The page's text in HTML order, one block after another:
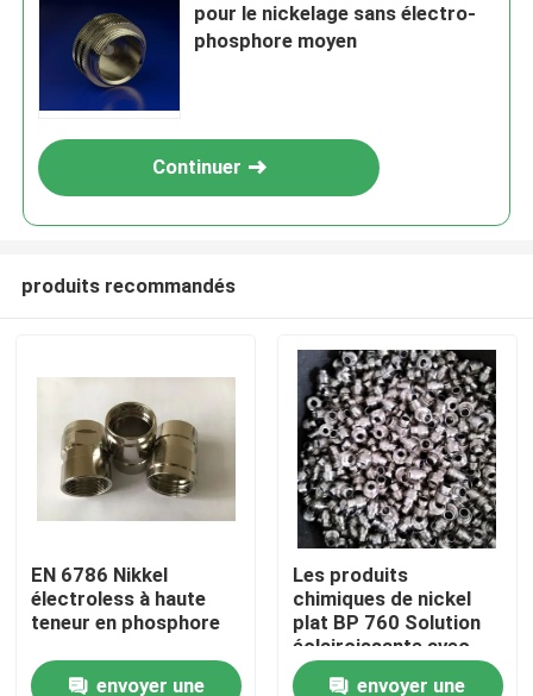
Produits
Vidéos
pour le nickelage sans électro-
phosphore moyen
Continuer
produits recommandés
EN 6786 Nikkel
électroless à haute
teneur en phosphore
envoyer une
Les produits
chimiques de nickel
plat BP 760 Solution
éclaircissante avec
couche de nickel plat
envoyer une